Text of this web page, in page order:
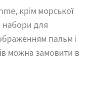
крім морської
набори для
пальм і
можна замовити в